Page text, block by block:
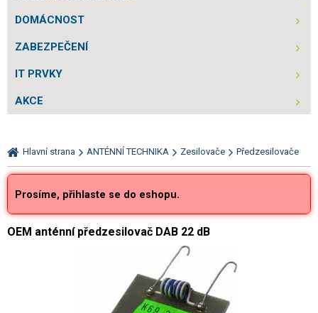
DOMÁCNOST
ZABEZPEČENÍ
IT PRVKY
AKCE
Hlavní strana ANTÉNNÍ TECHNIKA Zesilovače Předzesilovače
Prosíme, přihlaste se do eshopu.
OEM anténní předzesilovač DAB 22 dB